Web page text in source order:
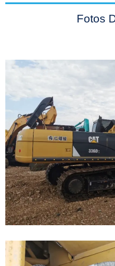
Fotos